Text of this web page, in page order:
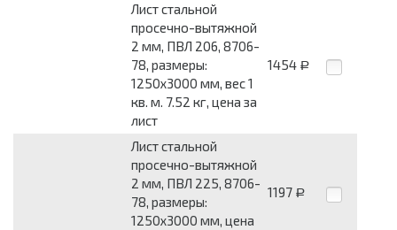
Лист стальной
просечно-вытяжной
2 мм, ПВЛ 206, 8706-
78, размеры:
1250x3000 мм, вес 1
кв. м. 7.52 кг, цена за
лист
1454 Р
Лист стальной
просечно-вытяжной
2 мм, ПВЛ 225, 8706-
78, размеры:
1250x3000 мм, цена
1197 Р